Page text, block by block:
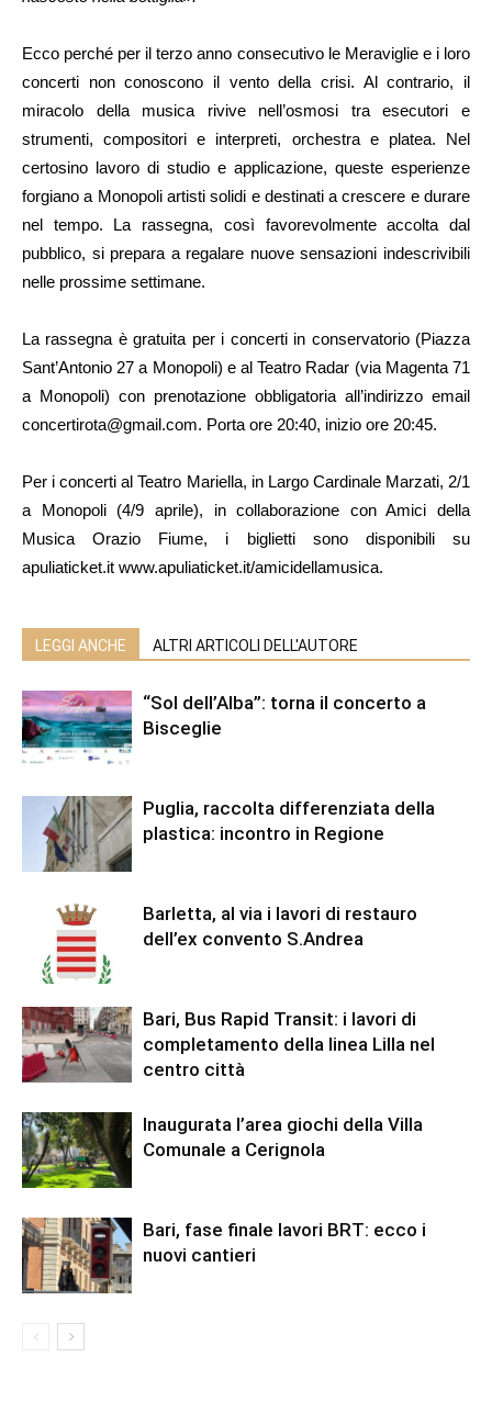
Ecco perché per il terzo anno consecutivo le Meraviglie e i loro
concerti non conoscono il vento della crisi. Al contrario, il
miracolo della musica rivive nell’osmosi tra esecutori e
strumenti, compositori e interpreti, orchestra e platea. Nel
certosino lavoro di studio e applicazione, queste esperienze
forgiano a Monopoli artisti solidi e destinati a crescere e durare
nel tempo. La rassegna, così favorevolmente accolta dal
pubblico, si prepara a regalare nuove sensazioni indescrivibili
nelle prossime settimane.
La rassegna è gratuita per i concerti in conservatorio (Piazza
Sant’Antonio 27 a Monopoli) e al Teatro Radar (via Magenta 71
a Monopoli) con prenotazione obbligatoria all’indirizzo email
concertirota@gmail.com. Porta ore 20:40, inizio ore 20:45.
Per i concerti al Teatro Mariella, in Largo Cardinale Marzati, 2/1
a Monopoli (4/9 aprile), in collaborazione con Amici della
Musica Orazio Fiume, i biglietti sono disponibili su
apuliaticket.it www.apuliaticket.it/amicidellamusica.
LEGGI ANCHE ALTRI ARTICOLI DELL'AUTORE
“Sol dell’Alba”: torna il concerto a
Bisceglie
Puglia, raccolta differenziata della
plastica: incontro in Regione
Barletta, al via i lavori di restauro
dell’ex convento S.Andrea
Bari, Bus Rapid Transit: i lavori di
completamento della linea Lilla nel
centro città
Inaugurata l’area giochi della Villa
Comunale a Cerignola
Bari, fase finale lavori BRT: ecco i
nuovi cantieri